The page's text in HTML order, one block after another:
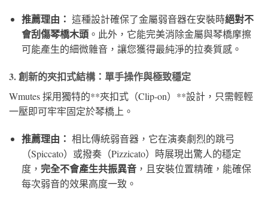
推薦理由： 這種設計確保了金屬弱音器在安裝時絕對不
會刮傷琴橋木頭。此外，它能完美消除金屬與琴橋摩擦
可能產生的細微雜音，讓您獲得最純淨的拉奏質感。
3. 創新的夾扣式結構：單手操作與極致穩定
Wmutes 採用獨特的**夾扣式（Clip-on）**設計，只需輕輕
一壓即可牢牢固定於琴橋上。
推薦理由： 相比傳統弱音器，它在演奏劇烈的跳弓
（Spiccato）或撥奏（Pizzicato）時展現出驚人的穩定
度， 完全不會產生共振異音，且安裝位置精確，能確保
每次弱音的效果高度一致。